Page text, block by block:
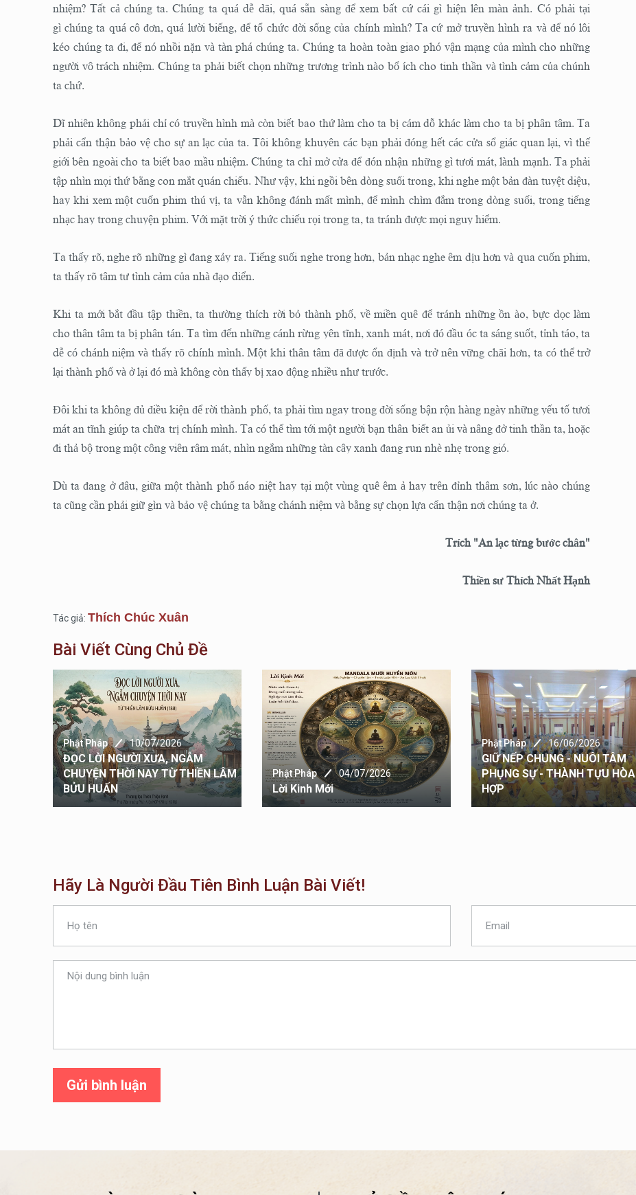
nhiệm? Tất cả chúng ta. Chúng ta quá dễ dãi, quá sẵn sàng để xem bất cứ cái gì hiện lên màn ảnh. Có phải tại
gì chúng ta quá cô đơn, quá lười biếng, để tổ chức đời sống của chính mình? Ta cứ mở truyền hình ra và để nó lôi
kéo chúng ta đi, để nó nhồi nặn và tàn phá chúng ta. Chúng ta hoàn toàn giao phó vận mạng của mình cho những
người vô trách nhiệm. Chúng ta phải biết chọn những trương trình nào bổ ích cho tinh thần và tình cảm của chúnh
ta chứ.
Dĩ nhiên không phải chỉ có truyền hình mà còn biết bao thứ làm cho ta bị cám dỗ khác làm cho ta bị phân tâm. Ta
phải cẩn thận bảo vệ cho sự an lạc của ta. Tôi không khuyên các bạn phải đóng hết các cửa sổ giác quan lại, vì thế
giới bên ngoài cho ta biết bao mầu nhiệm. Chúng ta chỉ mở cửa để đón nhận những gì tươi mát, lành mạnh. Ta phải
tập nhìn mọi thứ bằng con mắt quán chiếu. Như vậy, khi ngồi bên dòng suối trong, khi nghe một bản đàn tuyệt diệu,
hay khi xem một cuốn phim thú vị, ta vẫn không đánh mất mình, để mình chìm đắm trong dòng suối, trong tiếng
nhạc hay trong chuyện phim. Với mặt trời ý thức chiếu rọi trong ta, ta tránh được mọi nguy hiểm.
Ta thấy rõ, nghe rõ những gì đang xảy ra. Tiếng suối nghe trong hơn, bản nhạc nghe êm dịu hơn và qua cuốn phim,
ta thấy rõ tâm tư tình cảm của nhà đạo diển.
Khi ta mới bắt đầu tập thiền, ta thường thích rời bỏ thành phố, về miền quê để tránh những ồn ào, bực dọc làm
cho thân tâm ta bị phân tán. Ta tìm đến những cánh rừng yên tĩnh, xanh mát, nơi đó đầu óc ta sáng suốt, tỉnh táo, ta
dễ có chánh niệm và thấy rõ chính mình. Một khi thân tâm đã được ổn định và trở nên vững chãi hơn, ta có thể trở
lại thành phố và ở lại đó mà không còn thấy bị xao động nhiều như trước.
Đôi khi ta không đủ điều kiện để rời thành phố, ta phải tìm ngay trong đời sống bận rộn hàng ngày những yếu tố tươi
mát an tĩnh giúp ta chữa trị chính mình. Ta có thể tìm tới một người bạn thân biết an ủi và nâng đở tinh thần ta, hoặc
đi thả bộ trong một công viên râm mát, nhìn ngắm những tàn cây xanh đang run nhè nhẹ trong gió.
Dù ta đang ở đâu, giữa một thành phố náo niệt hay tại một vùng quê êm ả hay trên đỉnh thâm sơn, lúc nào chúng
ta cũng cần phải giữ gìn và bảo vệ chúng ta bằng chánh niệm và bằng sự chọn lựa cẩn thận nơi chúng ta ở.
Trích "An lạc từng bước chân"
Thiền sư Thích Nhất Hạnh
Tác giả: Thích Chúc Xuân
Bài Viết Cùng Chủ Đề
Phật Pháp 10/07/2026
ĐỌC LỜI NGƯỜI XƯA, NGẪM
CHUYỆN THỜI NAY TỪ THIỀN LÂM
BỬU HUẤN
Phật Pháp 04/07/2026
Lời Kinh Mới
Phật Pháp 16/06/2026
GIỮ NẾP CHUNG - NUÔI TÂM
PHỤNG SỰ - THÀNH TỰU HÒA
HỢP
Hãy Là Người Đầu Tiên Bình Luận Bài Viết!
Gửi bình luận